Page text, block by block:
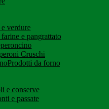
verdure
farine e pangrattato
Cruschi
Prodotti da forno
e conserve
e passate